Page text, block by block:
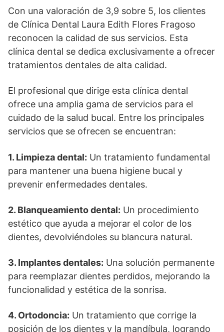
Con una valoración de 3,9 sobre 5, los clientes
de Clínica Dental Laura Edith Flores Fragoso
reconocen la calidad de sus servicios. Esta
clínica dental se dedica exclusivamente a ofrecer
tratamientos dentales de alta calidad.
El profesional que dirige esta clínica dental
ofrece una amplia gama de servicios para el
cuidado de la salud bucal. Entre los principales
servicios que se ofrecen se encuentran:
1. Limpieza dental: Un tratamiento fundamental
para mantener una buena higiene bucal y
prevenir enfermedades dentales.
2. Blanqueamiento dental: Un procedimiento
estético que ayuda a mejorar el color de los
dientes, devolviéndoles su blancura natural.
3. Implantes dentales: Una solución permanente
para reemplazar dientes perdidos, mejorando la
funcionalidad y estética de la sonrisa.
4. Ortodoncia: Un tratamiento que corrige la
posición de los dientes y la mandíbula, logrando